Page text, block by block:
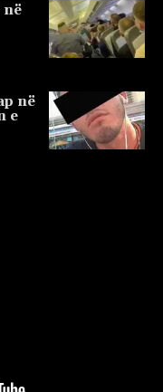
në
në
e